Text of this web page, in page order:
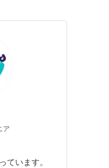
ア
ています。